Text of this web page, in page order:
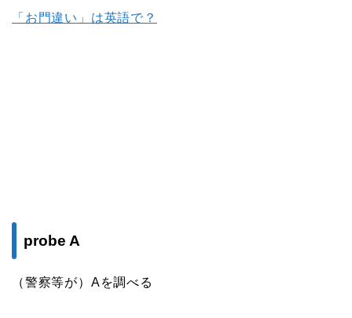
「お門違い」は英語で？
probe A
（警察等が）Aを調べる